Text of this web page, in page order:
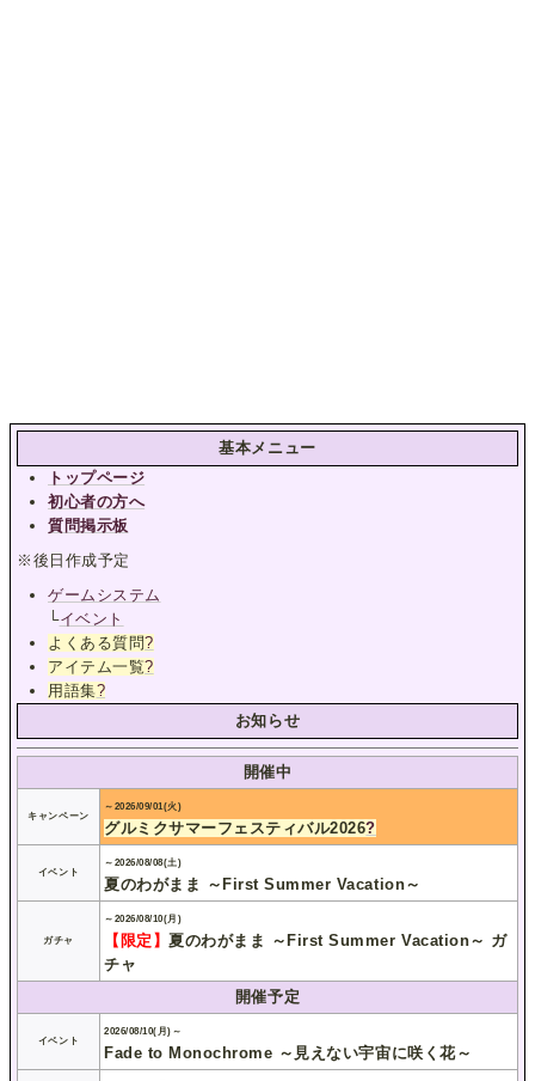
基本メニュー
トップページ
初心者の方へ
質問掲示板
※後日作成予定
ゲームシステム
└イベント
よくある質問?
アイテム一覧?
用語集?
お知らせ
開催中
キャンペーン
～2026/09/01(火)
グルミクサマーフェスティバル2026?
イベント
～2026/08/08(土)
夏のわがまま ～First Summer Vacation～
ガチャ
～2026/08/10(月)
【限定】夏のわがまま ～First Summer Vacation～ ガ
チャ
開催予定
イベント
2026/08/10(月)～
Fade to Monochrome ～見えない宇宙に咲く花～